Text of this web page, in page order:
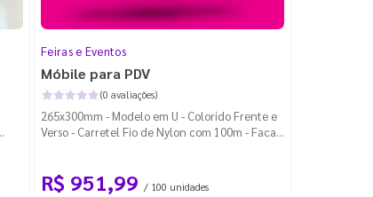
Feiras e Eventos
Móbile para PDV
(0 avaliações)
265x300mm - Modelo em U - Colorido Frente e
Verso - Carretel Fio de Nylon com 100m - Faca
R$ 951,99 / 100 unidades